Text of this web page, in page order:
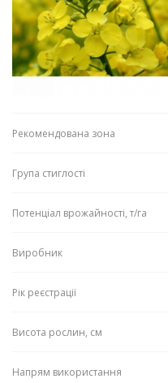
Рекомендована зона
Група стиглості
Потенціал врожайності, т/га
Виробник
Рік реєстрації
Висота рослин, см
Напрям використання